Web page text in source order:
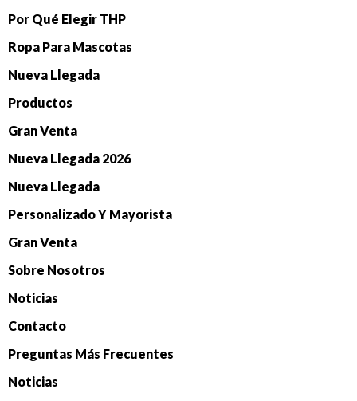
Por Qué Elegir THP
Ropa Para Mascotas
Nueva Llegada
Productos
Gran Venta
Nueva Llegada 2026
Nueva Llegada
Personalizado Y Mayorista
Gran Venta
Sobre Nosotros
Noticias
Contacto
Preguntas Más Frecuentes
Noticias